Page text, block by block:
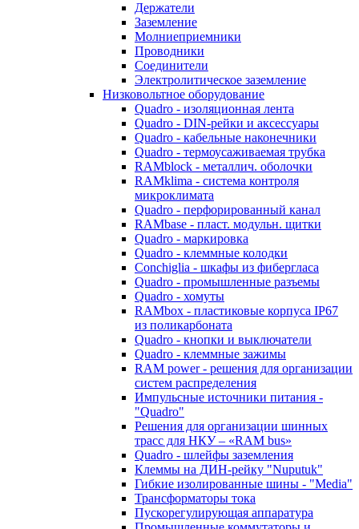
Держатели
Заземление
Молниеприемники
Проводники
Соединители
Электролитическое заземление
Низковольтное оборудование
Quadro - изоляционная лента
Quadro - DIN-рейки и аксессуары
Quadro - кабельные наконечники
Quadro - термоусаживаемая трубка
RAMblock - металлич. оболочки
RAMklima - система контроля
микроклимата
Quadro - перфорированный канал
RAMbase - пласт. модульн. щитки
Quadro - маркировка
Quadro - клеммные колодки
Conchiglia - шкафы из фибергласа
Quadro - промышленные разъемы
Quadro - хомуты
RAMbox - пластиковые корпуса IP67
из поликарбоната
Quadro - кнопки и выключатели
Quadro - клеммные зажимы
RAM power - решения для организации
систем распределения
Импульсные источники питания -
"Quadro"
Решения для организации шинных
трасс для НКУ – «RAM bus»
Quadro - шлейфы заземления
Клеммы на ДИН-рейку "Nuputuk"
Гибкие изолированные шины - "Media"
Трансформаторы тока
Пускорегулирующая аппаратура